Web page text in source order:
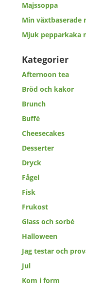
Majssoppa
Min
Mjuk pepparkaka
Kategorier
Afternoon tea
Bröd och kakor
Brunch
Buffé
Cheesecakes
Desserter
Dryck
Fågel
Fisk
Frukost
Glass och sorbé
Halloween
Jag testar och
Jul
Kom i form